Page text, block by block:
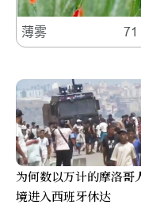
薄雾 71
为何数以万计的摩洛哥
境进入西班牙休达